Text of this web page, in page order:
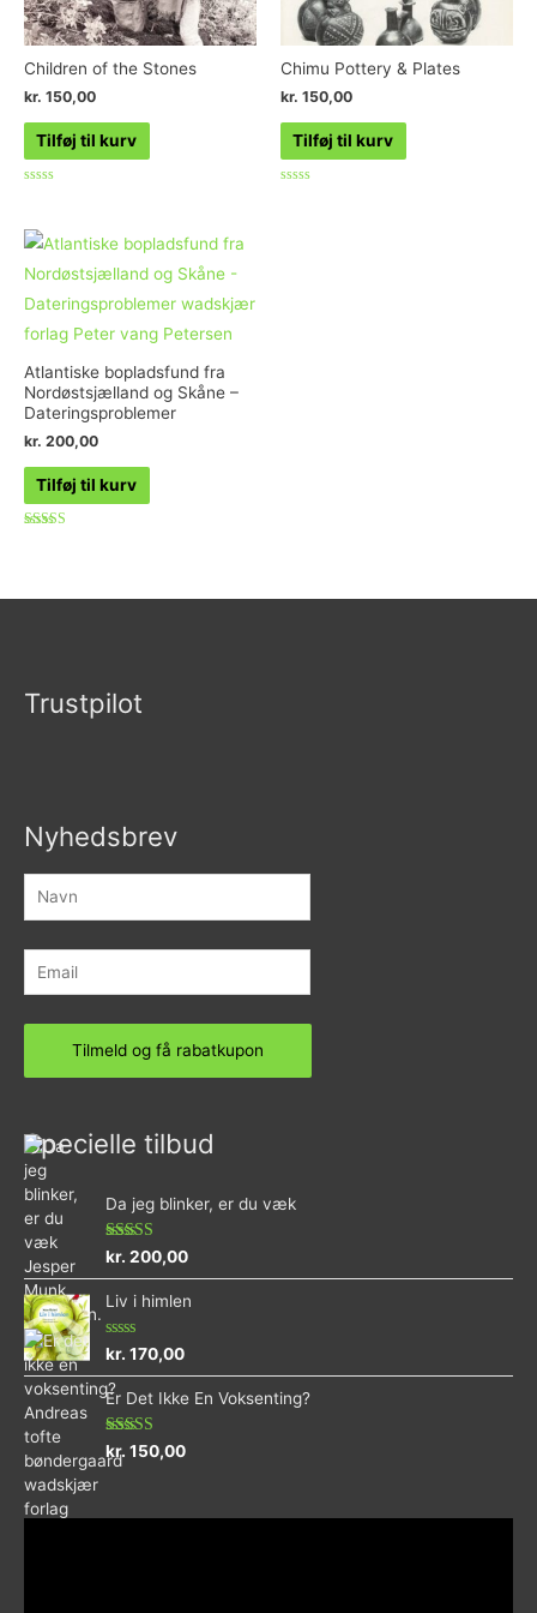
Children of the Stones
kr. 150,00
Tilføj til kurv
af
5
Chimu Pottery & Plates
kr. 150,00
Tilføj til kurv
Atlantiske bopladsfund fra
Nordøstsjælland og Skåne –
Dateringsproblemer
kr. 200,00
Tilføj til kurv
Trustpilot
Nyhedsbrev
Specielle tilbud
Da jeg blinker, er du væk
Vurderet
ud af 5
kr. 200,00
Liv i himlen
Vurderet
ud
af
5
kr. 170,00
Er Det Ikke En Voksenting?
Vurderet
5.00
ud af 5
kr. 150,00